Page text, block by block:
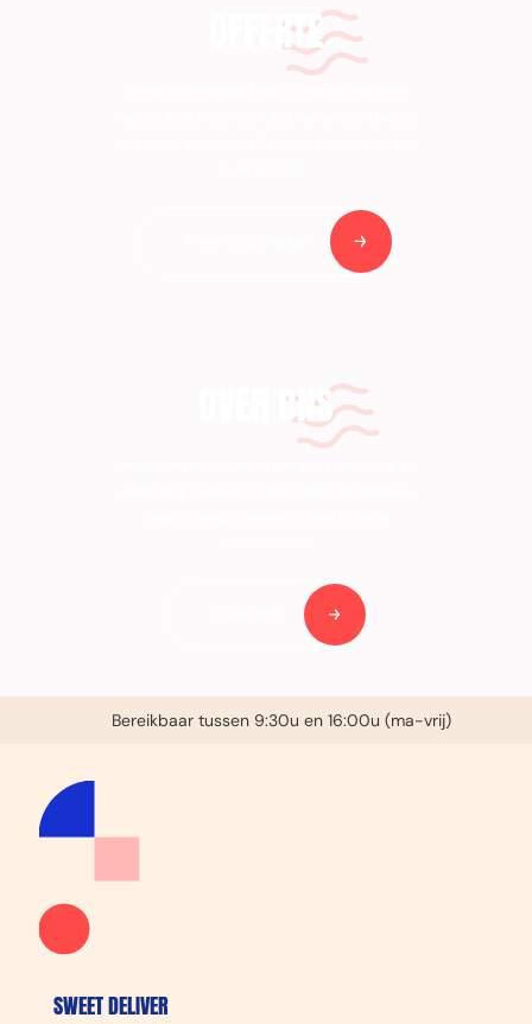
OFFERTE
OVER ONS
Voor 14:00u besteld, zelfde dag verzonden (ma-vrij)
Bereikbaar tussen 9:30u en 16:00u (ma-vrij)
SWEET DELIVER